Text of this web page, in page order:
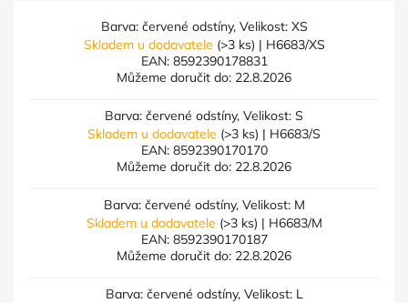
Barva: červené odstíny, Velikost: XS
Skladem u dodavatele (>3 ks) | H6683/XS
EAN: 8592390178831
Můžeme doručit do: 22.8.2026
Barva: červené odstíny, Velikost: S
Skladem u dodavatele (>3 ks) | H6683/S
EAN: 8592390170170
Můžeme doručit do: 22.8.2026
Barva: červené odstíny, Velikost: M
Skladem u dodavatele (>3 ks) | H6683/M
EAN: 8592390170187
Můžeme doručit do: 22.8.2026
Barva: červené odstíny, Velikost: L